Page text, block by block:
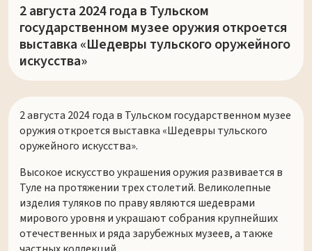
2 августа 2024 года в Тульском
государственном музее оружия откроется
выставка «Шедевры тульского оружейного
искусства»
2 августа 2024 года в Тульском государственном музее
оружия откроется выставка «Шедевры тульского
оружейного искусства».
Высокое искусство украшения оружия развивается в
Туле на протяжении трех столетий. Великолепные
изделия туляков по праву являются шедеврами
мирового уровня и украшают собрания крупнейших
отечественных и ряда зарубежных музеев, а также